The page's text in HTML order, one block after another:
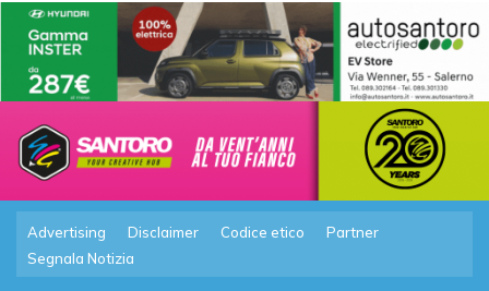
Advertising Disclaimer Codice etico
Partner
Segnala Notizia